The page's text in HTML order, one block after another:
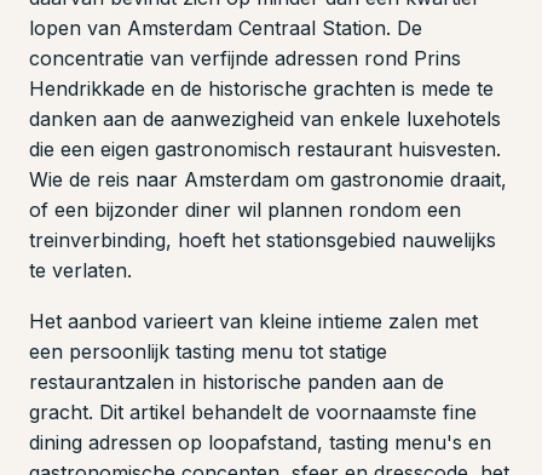
lopen van Amsterdam Centraal Station. De
concentratie van verfijnde adressen rond Prins
Hendrikkade en de historische grachten is mede te
danken aan de aanwezigheid van enkele luxehotels
die een eigen gastronomisch restaurant huisvesten.
Wie de reis naar Amsterdam om gastronomie draait,
of een bijzonder diner wil plannen rondom een
treinverbinding, hoeft het stationsgebied nauwelijks
te verlaten.
Het aanbod varieert van kleine intieme zalen met
een persoonlijk tasting menu tot statige
restaurantzalen in historische panden aan de
gracht. Dit artikel behandelt de voornaamste fine
dining adressen op loopafstand, tasting menu's en